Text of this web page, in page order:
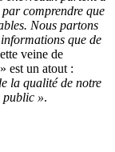
comprendre que
Nous partons
que de
veine de
est un atout :
la qualité de notre
public ».